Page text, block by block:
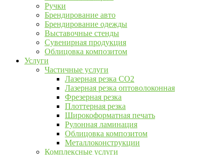
Ручки
Брендирование авто
Брендирование одежды
Выставочные стенды
Сувенирная продукция
Облицовка композитом
Услуги
Частичные услуги
Лазерная резка CO2
Лазерная резка оптоволоконная
Фрезерная резка
Плоттерная резка
Широкоформатная печать
Рулонная ламинация
Облицовка композитом
Металлоконструкции
Комплексные услуги